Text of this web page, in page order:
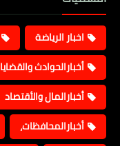
اخبار الرياضة
أخبارالحوادث والقضايا
أخبارالمال والأقتصاد
أخبارالمحافظات،